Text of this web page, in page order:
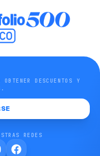
DESCUENTOS Y
REDES